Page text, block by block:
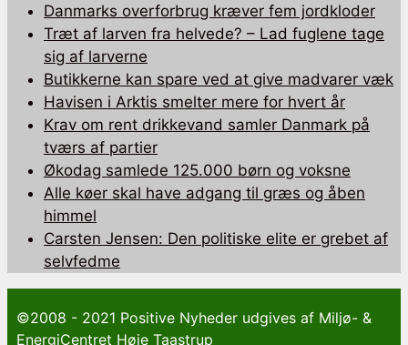
Danmarks overforbrug kræver fem jordkloder
Træt af larven fra helvede? – Lad fuglene tage
sig af larverne
Butikkerne kan spare ved at give madvarer væk
Havisen i Arktis smelter mere for hvert år
Krav om rent drikkevand samler Danmark på
tværs af partier
Økodag samlede 125.000 børn og voksne
Alle køer skal have adgang til græs og åben
himmel
Carsten Jensen: Den politiske elite er grebet af
selvfedme
©2008 - 2021 Positive Nyheder udgives af Miljø- &
EnergiCentret Høje Taastrup